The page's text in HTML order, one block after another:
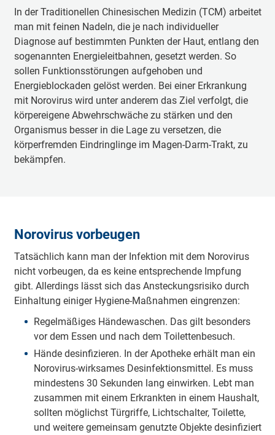
In der Traditionellen Chinesischen Medizin (TCM) arbeitet
man mit feinen Nadeln, die je nach individueller
Diagnose auf bestimmten Punkten der Haut, entlang den
sogenannten Energieleitbahnen, gesetzt werden. So
sollen Funktionsstörungen aufgehoben und
Energieblockaden gelöst werden. Bei einer Erkrankung
mit Norovirus wird unter anderem das Ziel verfolgt, die
körpereigene Abwehrschwäche zu stärken und den
Organismus besser in die Lage zu versetzen, die
körperfremden Eindringlinge im Magen-Darm-Trakt, zu
bekämpfen.
Norovirus vorbeugen
Tatsächlich kann man der Infektion mit dem Norovirus
nicht vorbeugen, da es keine entsprechende Impfung
gibt. Allerdings lässt sich das Ansteckungsrisiko durch
Einhaltung einiger Hygiene-Maßnahmen eingrenzen:
Regelmäßiges Händewaschen. Das gilt besonders
vor dem Essen und nach dem Toilettenbesuch.
Hände desinfizieren. In der Apotheke erhält man ein
Norovirus-wirksames Desinfektionsmittel. Es muss
mindestens 30 Sekunden lang einwirken. Lebt man
zusammen mit einem Erkrankten in einem Haushalt,
sollten möglichst Türgriffe, Lichtschalter, Toilette,
und weitere gemeinsam genutzte Objekte desinfiziert